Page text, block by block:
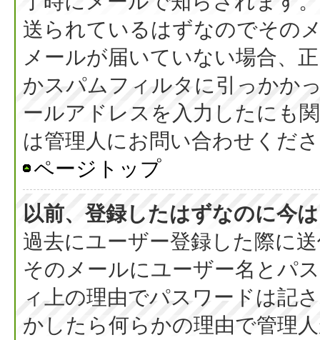
送られているはずなのでその
メールが届いていない場合、
かスパムフィルタに引っかか
ールアドレスを入力したにも
は管理人にお問い合わせくだ
ページトップ
以前、登録したはずなのに今
過去にユーザー登録した際に
そのメールにユーザー名とパ
ィ上の理由でパスワードは記
かしたら何らかの理由で管理